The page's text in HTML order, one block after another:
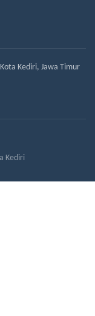
Kediri, Jawa Timur
Kediri